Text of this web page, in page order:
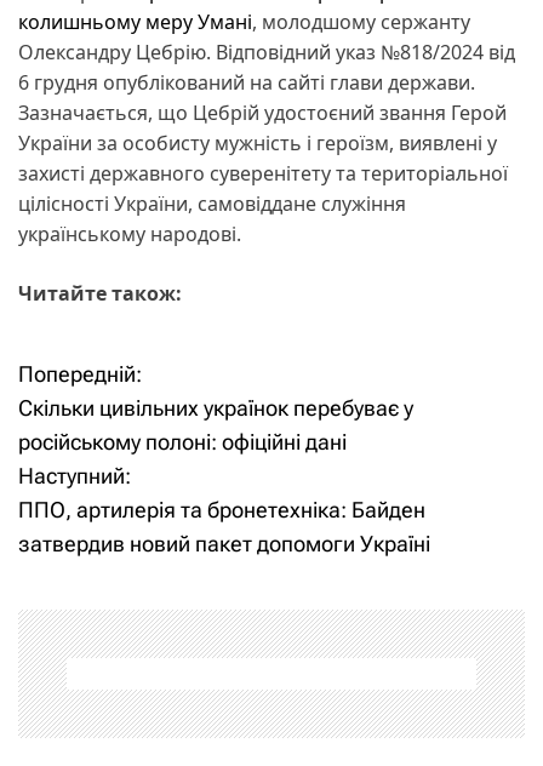
колишньому меру Умані, молодшому сержанту
Олександру Цебрію. Відповідний указ №818/2024 від
6 грудня опублікований на сайті глави держави.
Зазначається, що Цебрій удостоєний звання Герой
України за особисту мужність і героїзм, виявлені у
захисті державного суверенітету та територіальної
цілісності України, самовіддане служіння
українському народові.
Читайте також:
Н
а
в
і
а
ц
і
Попередній:
Скільки цивільних українок перебуває у
російському полоні: офіційні дані
Наступний:
ППО, артилерія та бронетехніка: Байден
затвердив новий пакет допомоги Україні